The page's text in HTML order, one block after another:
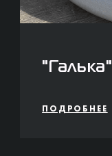
"Галька"
ПОДРОБНЕЕ